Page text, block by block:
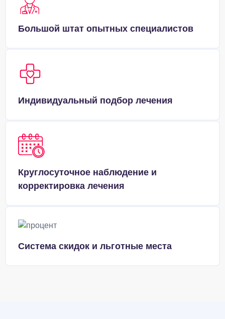
Большой штат опытных специалистов
Индивидуальный подбор лечения
Круглосуточное наблюдение и
корректировка лечения
Система скидок и льготные места